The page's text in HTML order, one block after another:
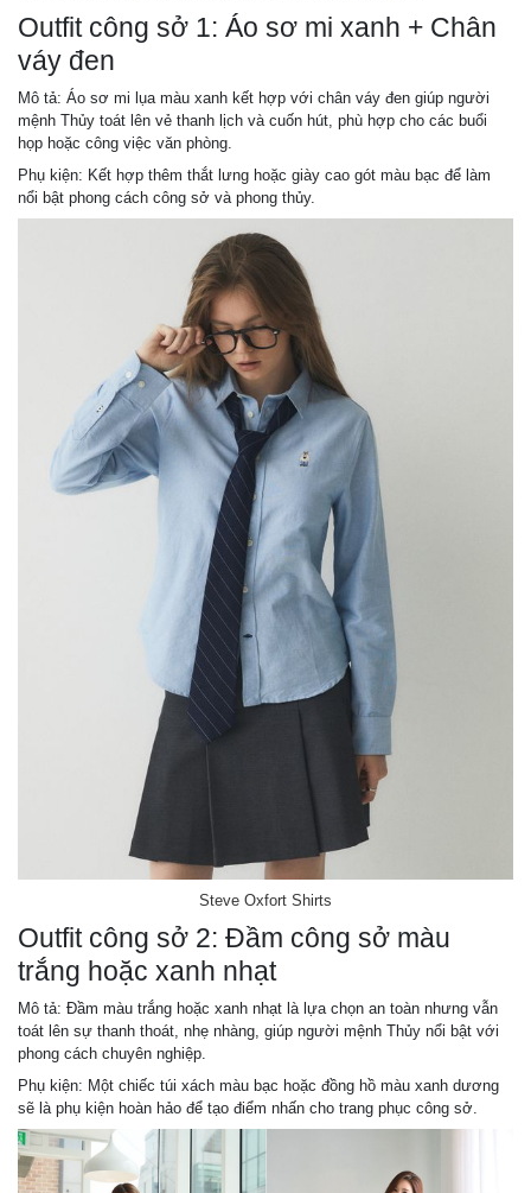
Outfit công sở 1: Áo sơ mi xanh + Chân
váy đen
Mô tả: Áo sơ mi lụa màu xanh kết hợp với chân váy đen giúp người
mệnh Thủy toát lên vẻ thanh lịch và cuốn hút, phù hợp cho các buổi
họp hoặc công việc văn phòng.
Phụ kiện: Kết hợp thêm thắt lưng hoặc giày cao gót màu bạc để làm
nổi bật phong cách công sở và phong thủy.
Steve Oxfort Shirts
Outfit công sở 2: Đầm công sở màu
trắng hoặc xanh nhạt
Mô tả: Đầm màu trắng hoặc xanh nhạt là lựa chọn an toàn nhưng vẫn
toát lên sự thanh thoát, nhẹ nhàng, giúp người mệnh Thủy nổi bật với
phong cách chuyên nghiệp.
Phụ kiện: Một chiếc túi xách màu bạc hoặc đồng hồ màu xanh dương
sẽ là phụ kiện hoàn hảo để tạo điểm nhấn cho trang phục công sở.